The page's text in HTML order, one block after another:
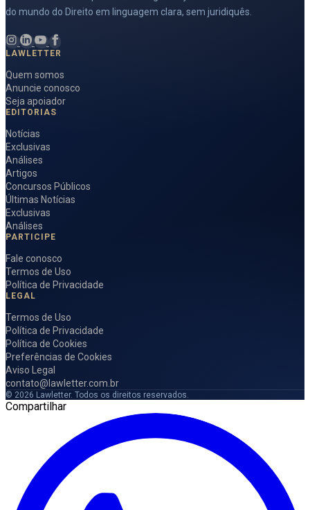
do mundo do Direito em linguagem clara, sem juridiquês.
LAWLETTER
Quem somos
Anuncie conosco
Seja apoiador
EDITORIAS
Notícias
Exclusivas
Análises
Artigos
Concursos Públicos
Últimas Notícias
Exclusivas
Análises
PARTICIPE
Fale conosco
Termos de Uso
Política de Privacidade
LEGAL
Termos de Uso
Política de Privacidade
Política de Cookies
Preferências de Cookies
Aviso Legal
contato@lawletter.com.br
© 2026 Lawletter. Todos os direitos reservados.
Compartilhar